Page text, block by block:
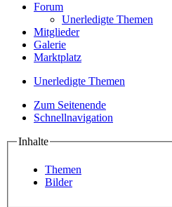
Forum
Unerledigte Themen
Mitglieder
Galerie
Marktplatz
Unerledigte Themen
Zum Seitenende
Schnellnavigation
Inhalte
Themen
Bilder